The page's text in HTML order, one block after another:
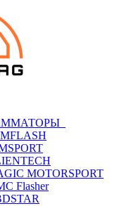
MOTORSPORT
Flasher